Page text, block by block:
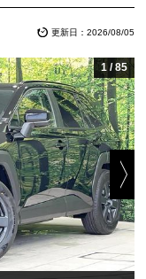
更新日：2026/08/05
1 /85